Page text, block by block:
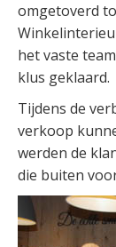
omgetoverd
het vaste
klus geklaard.
Tijdens de
verkoop
werden de
die buiten